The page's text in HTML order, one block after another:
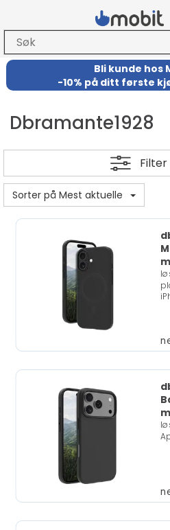
Bli kunde hos
-10% på ditt første
Dbramante1928
Filter
Sorter på Mest aktuelle